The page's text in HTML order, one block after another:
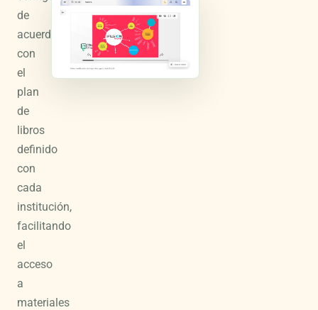
de
acuerdo
con
el
plan
de
libros
definido
con
cada
institución,
facilitando
el
acceso
a
materiales